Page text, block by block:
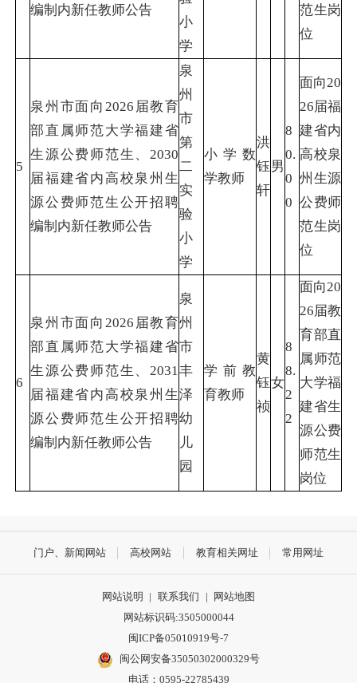
编制内新任教师公告
小
学
范生岗
位
5
泉州市面向2026届教育
部直属师范大学福建省
生源公费师范生、2030
届福建省内高校泉州生
源公费师范生公开招聘
编制内新任教师公告
泉
州
市
第
二
实
验
小
学
小学数
学教师
洪
钰
轩
男
8
0.
0
0
面向20
26届福
建省内
高校泉
州生源
公费师
范生岗
位
6
泉州市面向2026届教育
部直属师范大学福建省
生源公费师范生、2031
届福建省内高校泉州生
源公费师范生公开招聘
编制内新任教师公告
泉
州
市
丰
泽
幼
儿
园
学前教
育教师
黄
钰
祯
女
8
8.
2
2
面向20
26届教
育部直
属师范
大学福
建省生
源公费
师范生
岗位
门户、新闻网站 高校网站 教育相关网址 常用网址
网站说明 | 联系我们 |
网站地图
网站标识码:3505000044
闽ICP备05010919号-7
闽公网安备35050302000329号
电话：0595-22785439